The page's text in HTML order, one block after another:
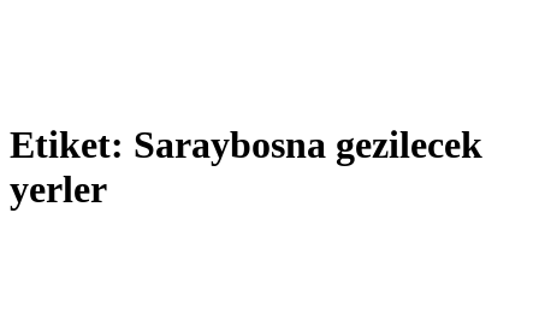
Etiket: Saraybosna gezilecek
yerler